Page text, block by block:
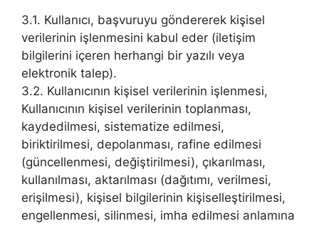
3.1. Kullanıcı, başvuruyu göndererek kişisel
verilerinin işlenmesini kabul eder (iletişim
bilgilerini içeren herhangi bir yazılı veya
elektronik talep).
3.2. Kullanıcının kişisel verilerinin işlenmesi,
Kullanıcının kişisel verilerinin toplanması,
kaydedilmesi, sistematize edilmesi,
biriktirilmesi, depolanması, rafine edilmesi
(güncellenmesi, değiştirilmesi), çıkarılması,
kullanılması, aktarılması (dağıtımı, verilmesi,
erişilmesi), kişisel bilgilerinin kişiselleştirilmesi,
engellenmesi, silinmesi, imha edilmesi anlamına